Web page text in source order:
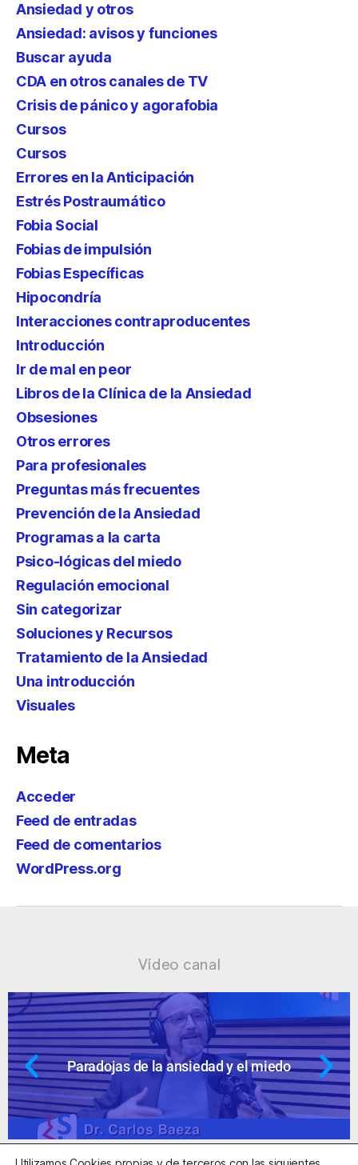
Ansiedad y otros
Ansiedad: avisos y funciones
Buscar ayuda
CDA en otros canales de TV
Crisis de pánico y agorafobia
Cursos
Cursos
Errores en la Anticipación
Estrés Postraumático
Fobia Social
Fobias de impulsión
Fobias Específicas
Hipocondría
Interacciones contraproducentes
Introducción
Ir de mal en peor
Libros de la Clínica de la Ansiedad
Obsesiones
Otros errores
Para profesionales
Preguntas más frecuentes
Prevención de la Ansiedad
Programas a la carta
Psico-lógicas del miedo
Regulación emocional
Sin categorizar
Soluciones y Recursos
Tratamiento de la Ansiedad
Una introducción
Visuales
Meta
Acceder
Feed de entradas
Feed de comentarios
WordPress.org
Vídeo canal
miedo Ansiedad: supuestos